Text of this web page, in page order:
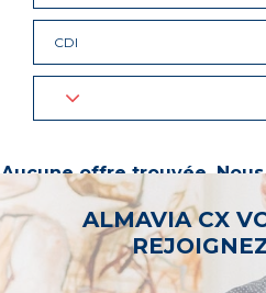
CDI
Aucune offre trouvée.
d’autres mots-clés ou à
ALMAVIA CX